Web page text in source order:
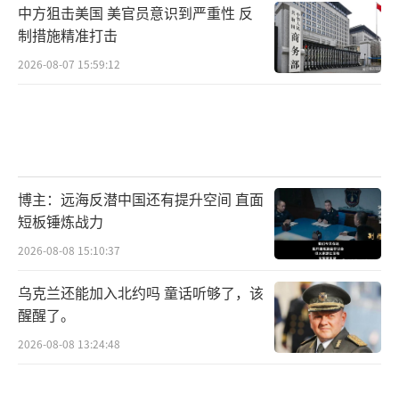
中方狙击美国 美官员意识到严重性 反
制措施精准打击
2026-08-07 15:59:12
博主：远海反潜中国还有提升空间 直面
短板锤炼战力
2026-08-08 15:10:37
乌克兰还能加入北约吗 童话听够了，该
醒醒了。
2026-08-08 13:24:48